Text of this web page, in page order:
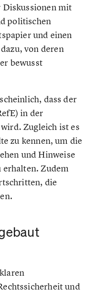
Diskussionen mit
politischen
und einen
von deren
bewusst
dass der
in der
Zugleich ist es
zu kennen, um die
und Hinweise
erhalten. Zudem
die
und